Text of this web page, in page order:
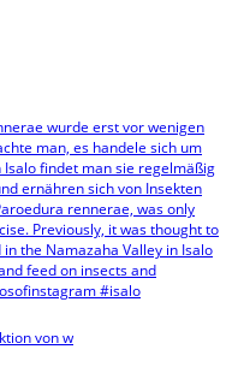
von w